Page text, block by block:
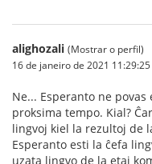
alighozali (Mostrar o perfil)
16 de janeiro de 2021 11:29:25
Ne... Esperanto ne
proksima tempo. Kial?
lingvoj kiel la rezultoj de
Esperanto esti la ĉefa
uzata lingvo de la etaj